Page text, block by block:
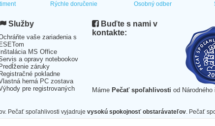
Rýchle doručenie Osobný odber
Služby
vaše zariadenia s
ESETom
Inštalácia MS Office
a opravy notebookov
Predĺženie záruky
Registračné pokladne
herná PC zostava
pre registrovaných
Buďte s nami v
kontakte:
Máme Pečať spoľahlivosti od
Pečať spoľahlivosti vyjadruje vysokú spokojnosť obstarávateľov. Pečať